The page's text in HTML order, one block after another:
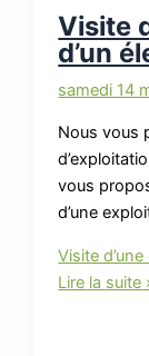
Visite
d’un
samedi 14
Nous vous
vous
d’une
Visite
Lire la suite